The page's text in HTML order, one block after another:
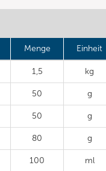
Menge Einheit
1,5 kg
50 g
50 g
80 g
100 ml